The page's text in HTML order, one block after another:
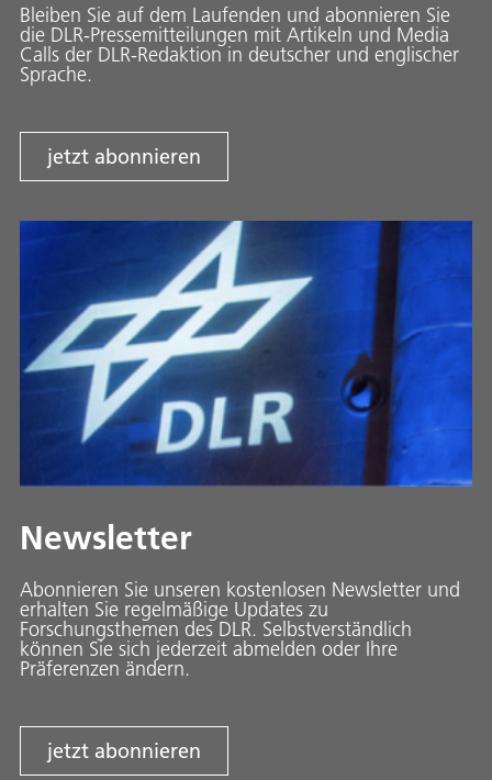
Bleiben Sie auf dem Laufenden und abonnieren Sie
die DLR-Pressemitteilungen mit Artikeln und Media
Calls der DLR-Redaktion in deutscher und englischer
Sprache.
jetzt abonnieren
Newsletter
Abonnieren Sie unseren kostenlosen Newsletter und
erhalten Sie regelmäßige Updates zu
Forschungsthemen des DLR. Selbstverständlich
können Sie sich jederzeit abmelden oder Ihre
Präferenzen ändern.
jetzt abonnieren